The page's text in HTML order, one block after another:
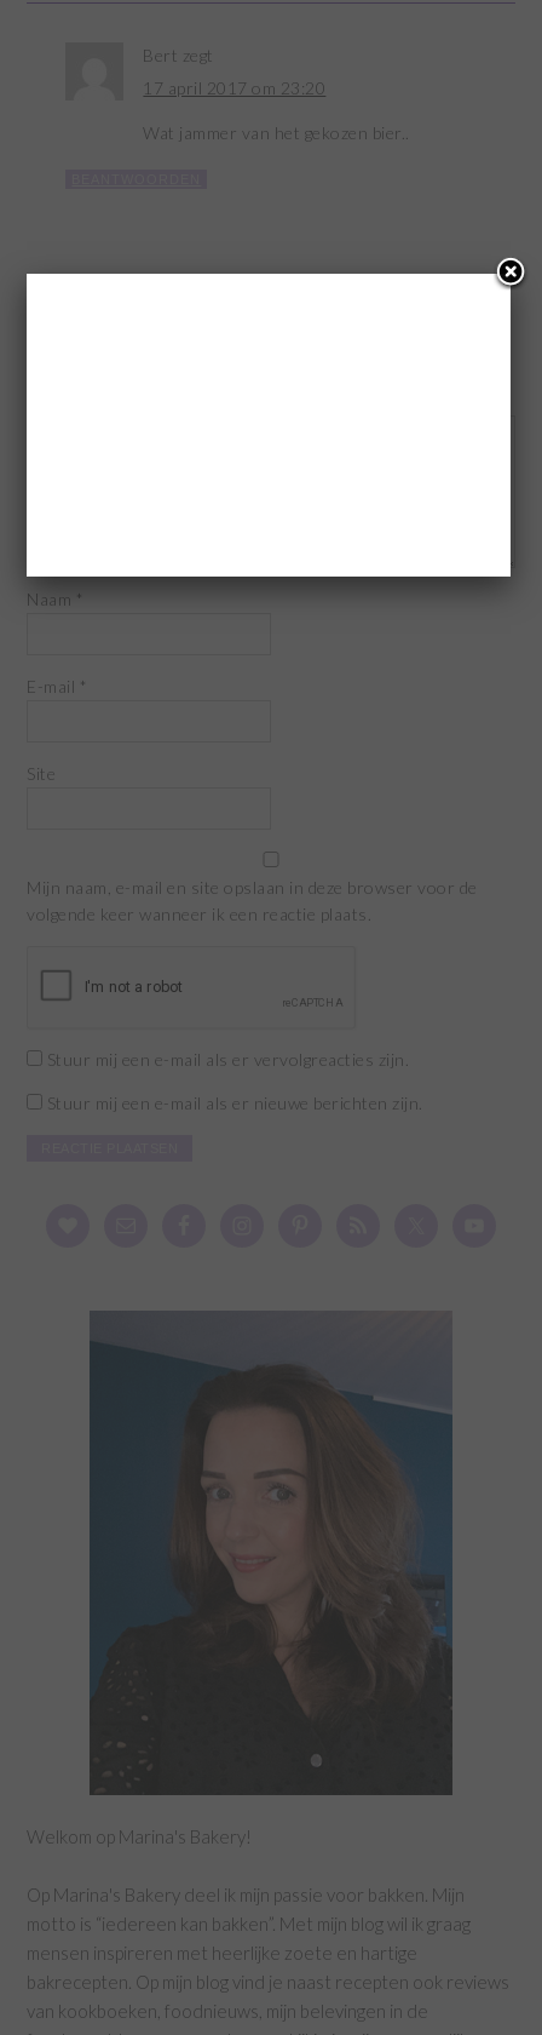
Bert zegt
17 april 2017 om 23:20
Wat jammer van het gekozen bier..
Naam *
E-mail *
Site
Mijn naam, e-mail en site opslaan in deze browser voor de
volgende keer wanneer ik een reactie plaats.
Stuur mij een e-mail als er vervolgreacties zijn.
Stuur mij een e-mail als er nieuwe berichten zijn.
Welkom op Marina's Bakery!
Op Marina's Bakery deel ik mijn passie voor bakken. Mijn
motto is “iedereen kan bakken”. Met mijn blog wil ik graag
mensen inspireren met heerlijke zoete en hartige
bakrecepten. Op mijn blog vind je naast recepten ook reviews
van kookboeken, foodnieuws, mijn belevingen in de